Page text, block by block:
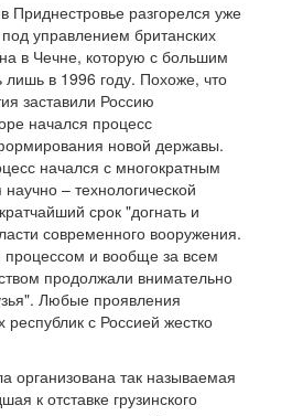
Приднестровье разгорелся уже
управлением британских
в Чечне, которую с большим
лишь в 1996 году. Похоже, что
заставили Россию
начался процесс
новой державы.
начался с многократным
– технологической
срок "догнать и
современного вооружения.
процессом и вообще за всем
продолжали внимательно
Любые проявления
республик с Россией жестко
организована так называемая
к отставке грузинского